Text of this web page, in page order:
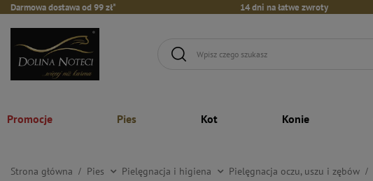
Darmowa dostawa od 99 zł* 14 dni na łatwe zwroty
Promocje Pies Kot Konie
Strona główna Pies Pielęgnacja i higiena Pielęgnacja oczu, uszu i zębów